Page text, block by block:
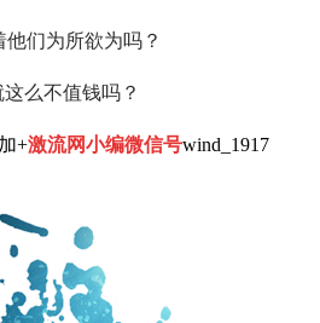
们为所欲为吗？
么不值钱吗？
+激流网小编微信号wind_1917